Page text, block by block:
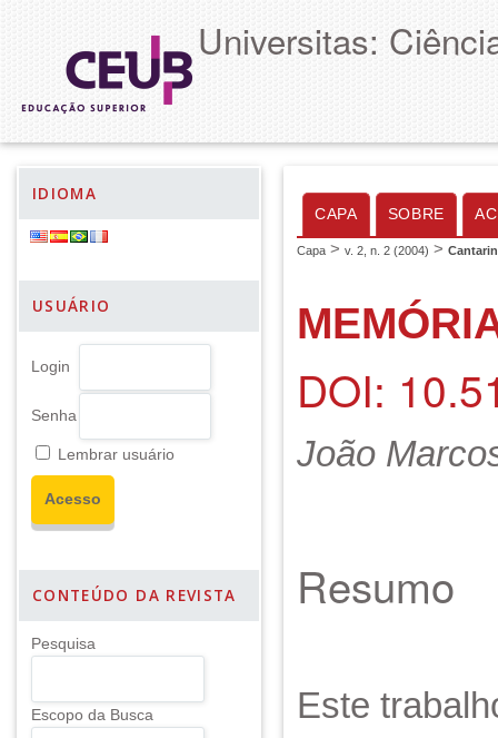
Universitas:
IDIOMA
USUÁRIO
Login
Senha
Lembrar usuário
CONTEÚDO DA REVISTA
Pesquisa
Escopo da Busca
CAPA SOBRE
Capa > v. 2, n. 2 (2004) >
DOI:
João
Resumo
Este